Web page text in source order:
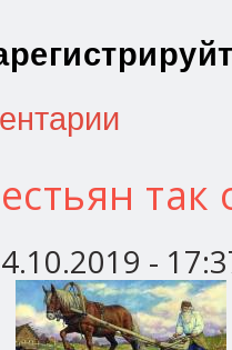
так
-